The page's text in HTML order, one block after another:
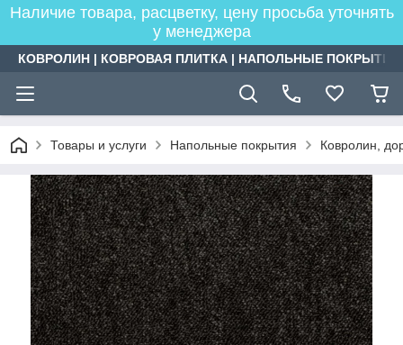
Наличие товара, расцветку, цену просьба уточнять
у менеджера
КОВРОЛИН | КОВРОВАЯ ПЛИТКА | НАПОЛЬНЫЕ
Товары и услуги Напольные покрытия Ковролин,